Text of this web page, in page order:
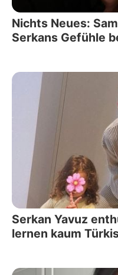
Nichts Neues:
Serkans Gefühle
Serkan Yavuz
lernen kaum